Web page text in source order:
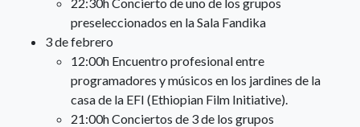
preseleccionados en la Sala Fandika
3 de febrero
12:00h Encuentro profesional entre
programadores y músicos en los jardines de la
casa de la EFI (Ethiopian Film Initiative).
21:00h Conciertos de 3 de los grupos